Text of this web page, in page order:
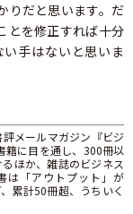
りだと思います。だ
とを修正すれば十分
手はないと思いま
メールマガジン『ビジ
籍に目を通し、300冊以
ほか、雑誌のビジネス
は「アウトプット」が
累計50冊超、うちいく